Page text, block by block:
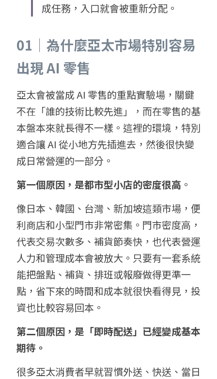
成任務，入口就會被重新分配。
01｜為什麼亞太市場特別容易
出現 AI 零售
亞太會被當成 AI 零售的重點實驗場，關鍵
不在「誰的技術比較先進」，而在零售的基
本盤本來就長得不一樣。這裡的環境，特別
適合讓 AI 從小地方先插進去，然後很快變
成日常營運的一部分。
第一個原因，是都市型小店的密度很高 。
像日本、韓國、台灣、新加坡這類市場，便
利商店和小型門市非常密集。門市密度高，
代表交易次數多、補貨節奏快，也代表營運
人力和管理成本會被放大。只要有一套系統
能把盤點、補貨、排班或報廢做得更準一
點，省下來的時間和成本就很快看得見，投
資也比較容易回本。
第二個原因，是「即時配送」已經變成基本
期待。
很多亞太消費者早就習慣外送、快送、當日